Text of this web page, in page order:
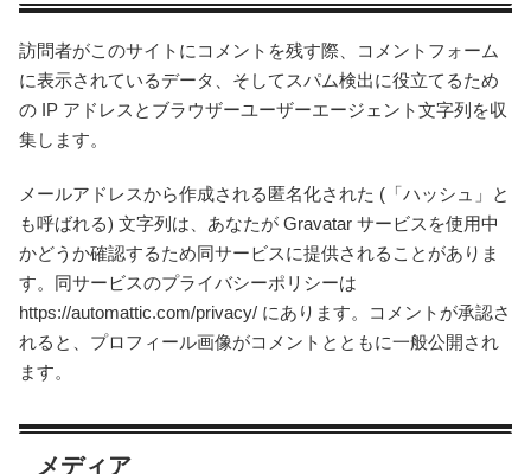
訪問者がこのサイトにコメントを残す際、コメントフォーム
に表示されているデータ、そしてスパム検出に役立てるため
の IP アドレスとブラウザーユーザーエージェント文字列を収
集します。
メールアドレスから作成される匿名化された (「ハッシュ」と
も呼ばれる) 文字列は、あなたが Gravatar サービスを使用中
かどうか確認するため同サービスに提供されることがありま
す。同サービスのプライバシーポリシーは
https://automattic.com/privacy/ にあります。コメントが承認さ
れると、プロフィール画像がコメントとともに一般公開され
ます。
メディア